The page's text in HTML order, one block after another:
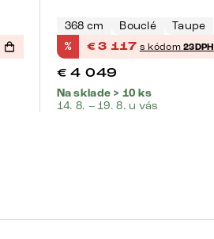
368 cm Bouclé Taupe
% €3 117 s kódom23DPH
€ 4 049
Na sklade > 10 ks
14. 8. – 19. 8. u vás